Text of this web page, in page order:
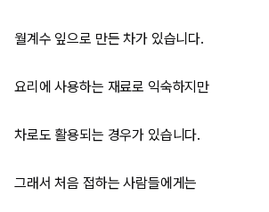
월계수 잎으로 만든 차가 있습니다.
요리에 사용하는 재료로 익숙하지만
차로도 활용되는 경우가 있습니다.
그래서 처음 접하는 사람들에게는